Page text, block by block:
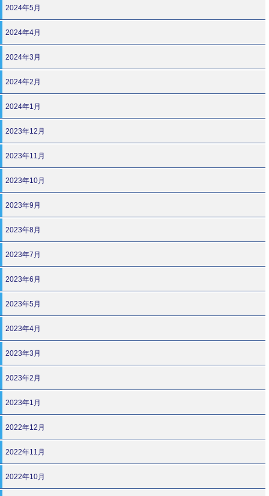
2024年5月
2024年4月
2024年3月
2024年2月
2024年1月
2023年12月
2023年11月
2023年10月
2023年9月
2023年8月
2023年7月
2023年6月
2023年5月
2023年4月
2023年3月
2023年2月
2023年1月
2022年12月
2022年11月
2022年10月